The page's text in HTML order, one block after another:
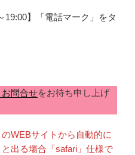
19:00】「電話マーク」をタ
問合せをお待ち申し上げ
WEBサイトから自動的に
出る場合「safari」仕様で